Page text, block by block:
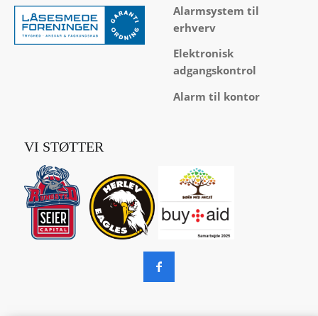
Alarmsystem til
erhverv
Elektronisk
adgangskontrol
Alarm til kontor
VI STØTTER